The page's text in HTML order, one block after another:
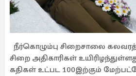
நீர்கொழும்பு சிறைசாலை
சிறை அதிகாரிகள்
கதிகள் உட்பட 100இற்கும்